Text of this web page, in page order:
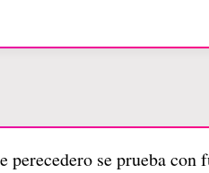
se prueba con